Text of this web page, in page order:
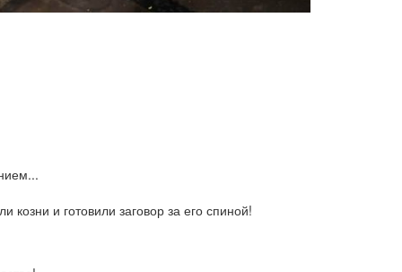
и готовили заговор за его спиной!